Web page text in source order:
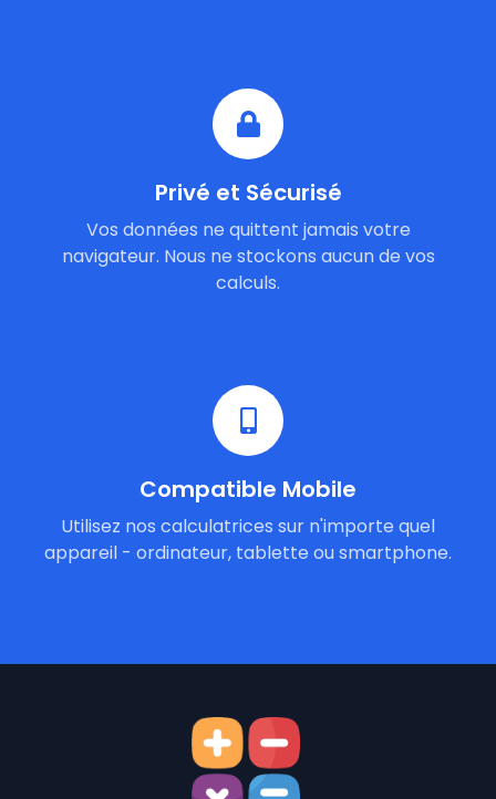
Privé et Sécurisé
Vos données ne quittent jamais votre
navigateur. Nous ne stockons aucun de vos
calculs.
Compatible Mobile
Utilisez nos calculatrices sur n'importe quel
appareil - ordinateur, tablette ou smartphone.